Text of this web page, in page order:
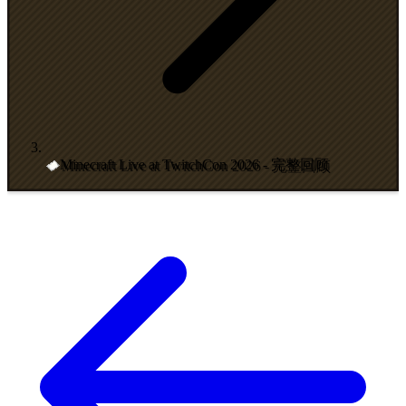
Minecraft Live at TwitchCon 2026 - 完整回顾